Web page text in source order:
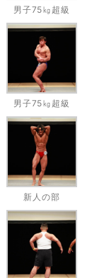
男子75㎏超級
男子75㎏超級
新人の部